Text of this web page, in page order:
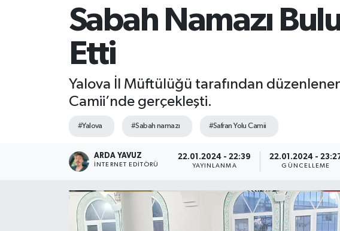
Sabah Namazı
Etti
Yalova İl Müftülüğü tarafından
Camii’nde gerçekleşti.
#Yalova #Sabah namazı #Safran Yolu Camii
ARDA YAVUZ
İNTERNET EDITÖRÜ
22.01.2024 - 22:39
YAYINLANMA
22.01.2024 -
GÜNCELLEME
BİLİM VE TEKNOLOJİ
İLÇELERİMİZ
Puan Durumu ve Fikstür
Tüm Manşetler
Son Dakika Haberleri